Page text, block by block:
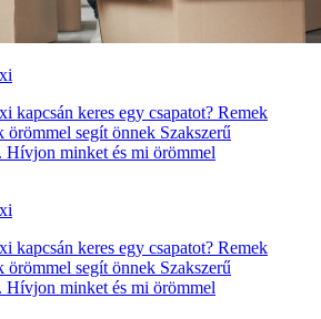
kapcsán keres egy csapatot? Remek
örömmel segít önnek Szakszerű
Hívjon minket és mi örömmel
kapcsán keres egy csapatot? Remek
örömmel segít önnek Szakszerű
Hívjon minket és mi örömmel